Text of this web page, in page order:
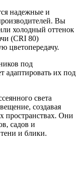
надежные и
Вы
холодный оттенок
(CRI 80)
цветопередачу.
под
адаптировать их под
света
создавая
пространствах. Они
садов и
и блики.